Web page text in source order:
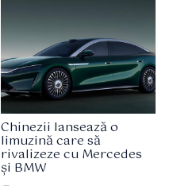
Chinezii lansează o
limuzină care să
rivalizeze cu Mercedes
și BMW